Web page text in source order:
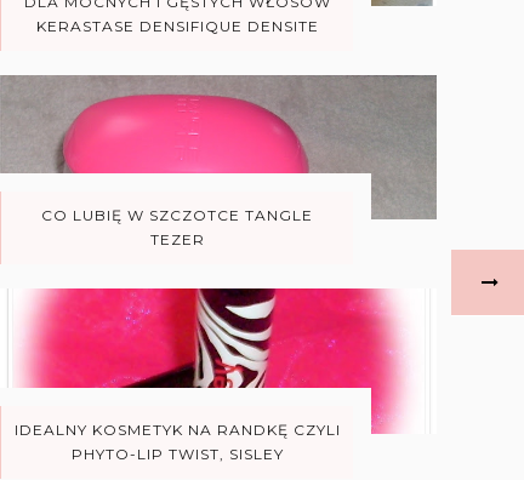
KERASTASE DENSIFIQUE DENSITE
CO LUBIĘ W SZCZOTCE TANGLE
TEZER
IDEALNY KOSMETYK NA RANDKĘ CZYLI
PHYTO-LIP TWIST, SISLEY